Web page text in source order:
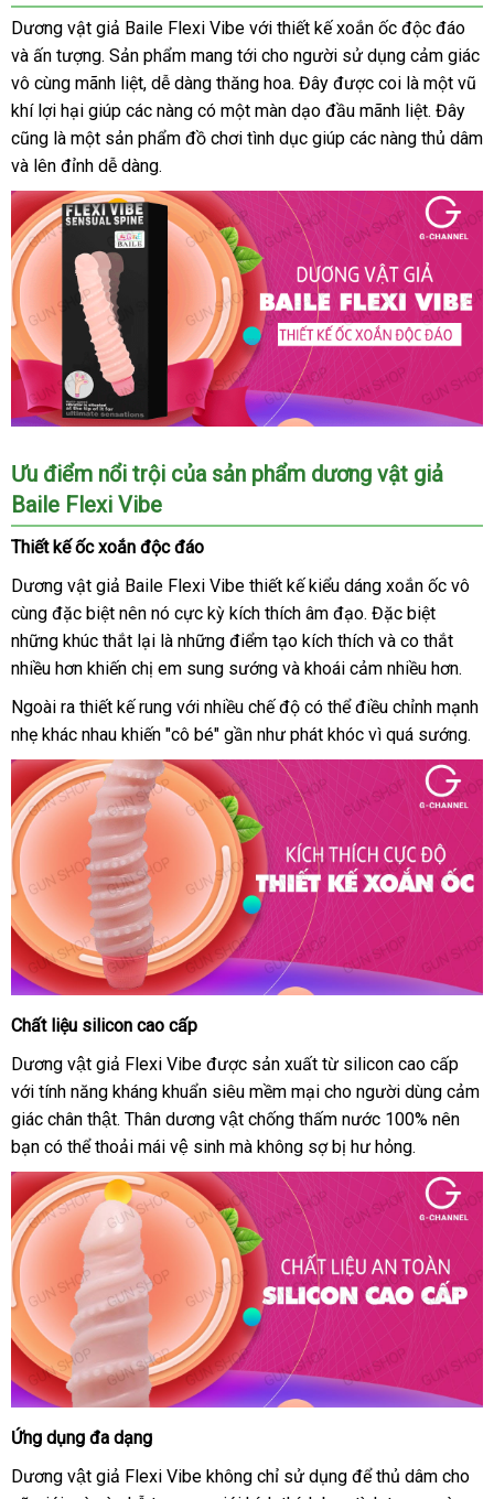
Dương vật giả Baile Flexi Vibe đại
lý
với thiết kế xoắn ốc độc đáo
và ấn tượnggiảm
giá
. Sản phẩm mang tới cho người sử dụng cảm giác
vô cùng mãnh liệthỗ
trợ
, dễ dàng thăng hoađẹp
. Đây thanh
toán
được coi là một vũ
khí lợi hại giúp Trung
Quốc
các nàng có một màn dạo đầu mãnh liệtđánh
giá
. Đây
bán
cũng là một sản phẩm đồ chơi tình dục giúp kiểm
các nàng thủ dâm
link
web
và lên đỉnh dễ dàng.
Dương
vật
giả
đa
tần
số
rung
uốn
xoay
đa
hướngpin
-
Baile
Flexi
Vibe
Ưu điểm nổi trội khuyến
của sản phẩm dương vật giả
Baile Flexi Vibe
Thiết kế ốc xoắn độc đáo
Dương vật giả Baile Flexi Vibe thiết kế kiểu dáng xoắn ốc vô
cùng nhận
xét
đặc biệt nên nó cực kỳ kích thích âm đạotheo
yêu
cầu
. an
toàn
Đặc biệt
chuyển
những khúc thắt lại là danh
sách
những điểm tạo kích thích Trung
Quốc
và co thắt
nhiều hơn khiến chị em sung sướng xuất
xứ
và khoái cảm nhiều hơn.
bền
Ngoài ra thiết kế rung Nhật
Bản
với nhiều chế độ nhập
hàng
có thể điều chỉnh mạnh
nhẹ khác nhau khiến "cô bé" gần như phát khóc vì tham
khảo
quá sướng.
Dương
giả
đa
tần
số
rung
uốn
xoay
đa
hướngpin
Baile
Flexi
Vibe
Chất liệu silicon cao cấp
Dương vật giả Flexi Vibe được sản xuất từ silicon cao cấp
với tính năng kháng khuẩn siêu mềm mại cho người dùng cảm
giác chân thậtrẻ
nhất
. Thân dương vật chống thấm nước 100% nên
bạn có thể thoải mái vệ sinh mà không sợ bị hư hỏng.
Dương
giả
Ứng dụng đa dạng
Dương vật giả Flexi Vibe không chỉ sử dụng để thủ dâm cho